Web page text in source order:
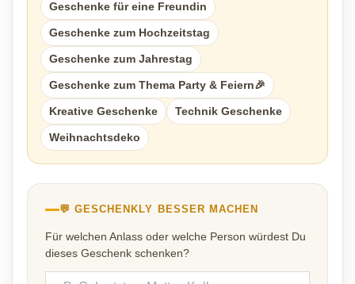
Geschenke für eine Freundin
Geschenke zum Hochzeitstag
Geschenke zum Jahrestag
Geschenke zum Thema Party & Feiern🎉
Kreative Geschenke Technik Geschenke
Weihnachtsdeko
💬 GESCHENKLY BESSER MACHEN
Für welchen Anlass oder welche Person würdest Du
dieses Geschenk schenken?